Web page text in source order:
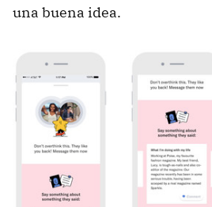
una buena idea.